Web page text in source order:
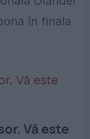
în finala
Vă este